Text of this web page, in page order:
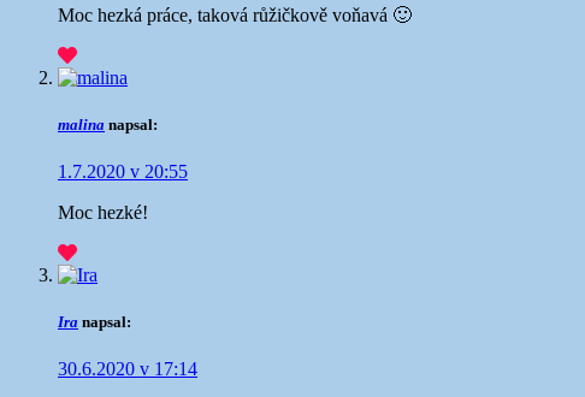
Moc hezká práce, taková růžičkově voňavá 🙂
malina napsal:
1.7.2020 v 20:55
Moc hezké!
Ira napsal:
30.6.2020 v 17:14